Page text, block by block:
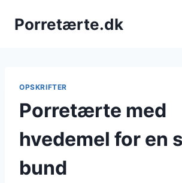
Porretærte.dk
OPSKRIFTER
Porretærte med
hvedemel for en
bund